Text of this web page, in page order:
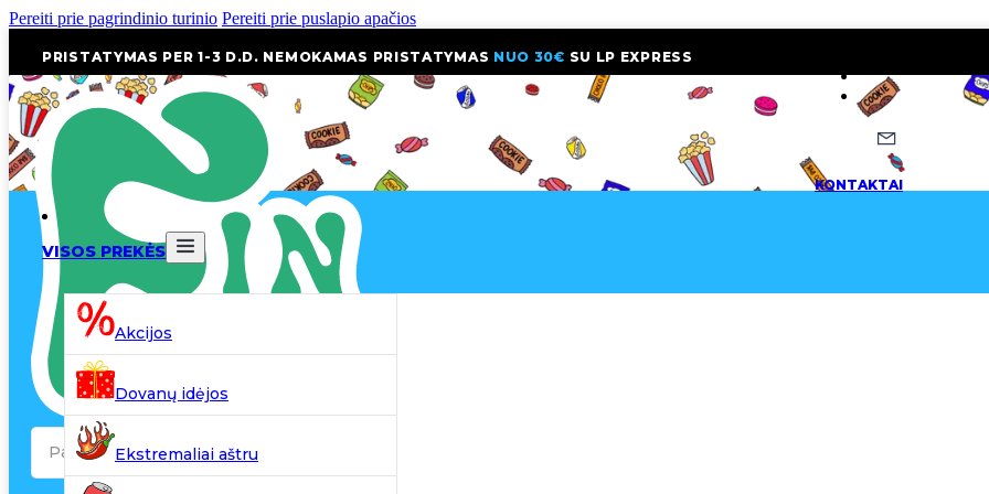
Pereiti prie pagrindinio turinio Pereiti prie puslapio apačios
PRISTATYMAS PER 1-3 D.D. NEMOKAMAS PRISTATYMAS NUO 30€ SU LP EXPRESS
KONTAKTAI
Search
VISOS PREKĖS
Akcijos
Dovanų idėjos
Ekstremaliai aštru